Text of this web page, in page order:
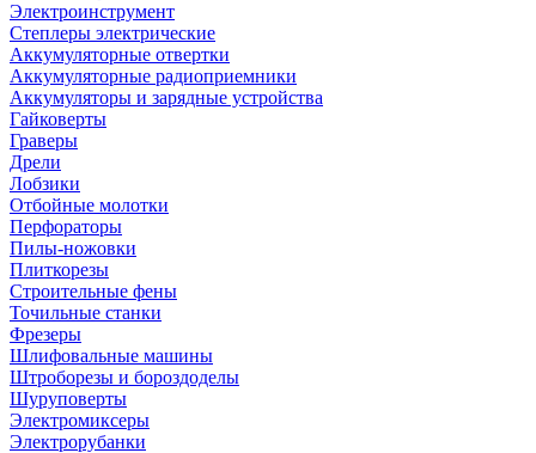
Электроинструмент
Степлеры электрические
Аккумуляторные отвертки
Аккумуляторные радиоприемники
Аккумуляторы и зарядные устройства
Гайковерты
Граверы
Дрели
Лобзики
Отбойные молотки
Перфораторы
Пилы-ножовки
Плиткорезы
Строительные фены
Точильные станки
Фрезеры
Шлифовальные машины
Штроборезы и бороздоделы
Шуруповерты
Электромиксеры
Электрорубанки